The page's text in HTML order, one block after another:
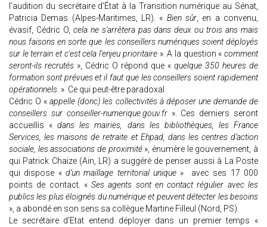
l’audition du secrétaire d’État à la Transition numérique au Sénat,
Patricia Demas (Alpes-Maritimes, LR). « Bien sûr, en a convenu,
évasif, Cédric O, cela ne s'arrêtera pas dans deux ou trois ans mais
nous faisons en sorte que les conseillers numériques soient déployés
sur le terrain et c'est cela l'enjeu prioritaire». A la question «comment
seront-ils recrutés », Cédric O répond que « quelque 350 heures de
formation sont prévues et il faut que les conseillers soient rapidement
opérationnels. » Ce qui peut-être paradoxal.
Cédric O «appelle (donc) les collectivités à déposer une demande de
conseillers sur conseiller-numerique.gouv.fr ». Ces derniers seront
accueillis «dans les mairies, dans les bibliothèques, les France
Services, les maisons de retraite et Ehpad, dans les centres d’action
sociale, les associations de proximité», énumère le gouvernement, à
qui Patrick Chaize (Ain, LR) a suggéré de penser aussi à La Poste
qui dispose « d’un maillage territorial unique »
avec ses 17 000
points de contact. «Ses agents sont en contact régulier avec les
publics les plus éloignés du numérique et peuvent détecter les besoins
», a abondé en son sens sa collègue Martine Filleul (Nord, PS).
Le secrétaire d’Etat entend déployer dans un premier temps «